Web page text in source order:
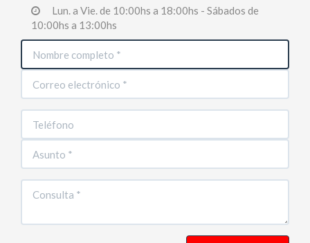
Lun. a Vie. de 10:00hs a 18:00hs - Sábados de
10:00hs a 13:00hs